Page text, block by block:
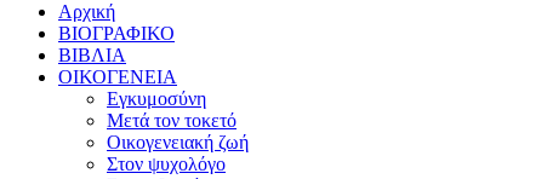
Αρχική
ΒΙΟΓΡΑΦΙΚΟ
ΒΙΒΛΙΑ
ΟΙΚΟΓΕΝΕΙΑ
Εγκυμοσύνη
Μετά τον τοκετό
Οικογενειακή ζωή
Στον ψυχολόγο